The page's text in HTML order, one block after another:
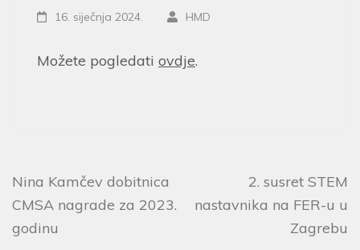
16. siječnja 2024. HMD
Možete pogledati ovdje.
Nina Kamčev dobitnica
CMSA nagrade za 2023.
godinu
2. susret STEM
nastavnika na FER-u u
Zagrebu